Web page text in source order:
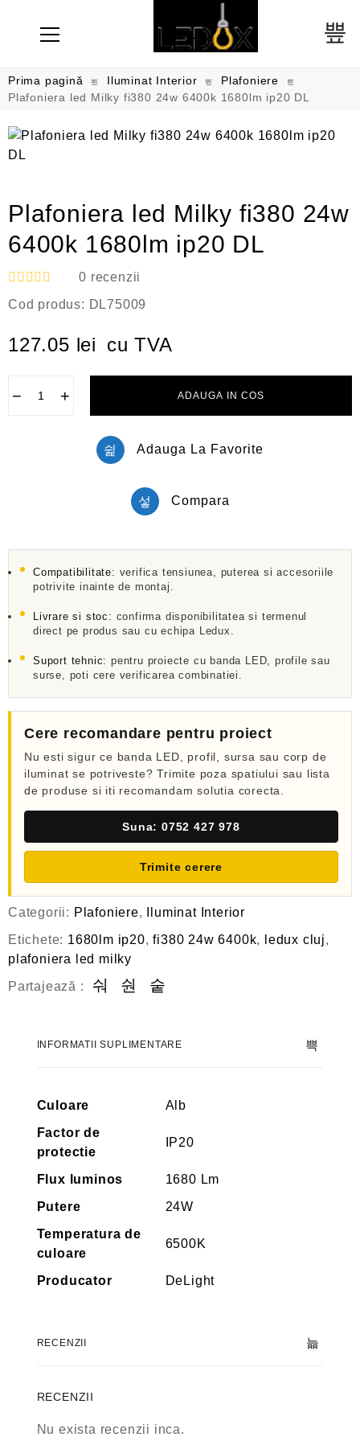
Prima pagină Iluminat Interior
Plafoniere
Plafoniera led Milky fi380 24w 6400k 1680lm ip20 DL
Plafoniera led Milky fi380 24w
6400k 1680lm ip20 DL
E
v
u
a
0 recenzii
Cod produs: DL75009
127.05 lei cu TVA
− + ADAUGA IN COS
Adauga La Favorite
Compara
Compatibilitate: verifica tensiunea, puterea si accesoriile
potrivite inainte de montaj.
Livrare si stoc: confirma disponibilitatea si termenul
direct pe produs sau cu echipa Ledux.
Suport tehnic: pentru proiecte cu banda LED, profile sau
surse, poti cere verificarea combinatiei.
Cere recomandare pentru proiect
Nu esti sigur ce banda LED, profil, sursa sau corp de
iluminat se potriveste? Trimite poza spatiului sau lista
de produse si iti recomandam solutia corecta.
Suna: 0752 427 978
Trimite cerere
Categorii: Plafoniere,
Iluminat Interior
Etichete: 1680lm ip20,fi380 24w 6400k, ledux cluj,
plafoniera led milky
Partajează :
INFORMATII SUPLIMENTARE
Culoare
Alb
Factor de
protectie
IP20
Flux luminos
1680 Lm
Putere
24W
Temperatura de
culoare
6500K
Producator DeLight
RECENZII
RECENZII
Nu exista recenzii inca.